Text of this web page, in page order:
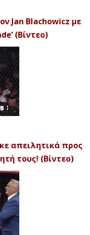
Jan Blachowicz με
(Βίντεο)
απειλητικά προς
τους! (Βίντεο)